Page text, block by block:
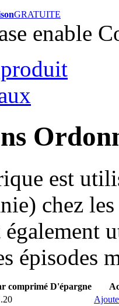
GRATUITE
enable
est
chez
épisodes
comprimé D'épargne